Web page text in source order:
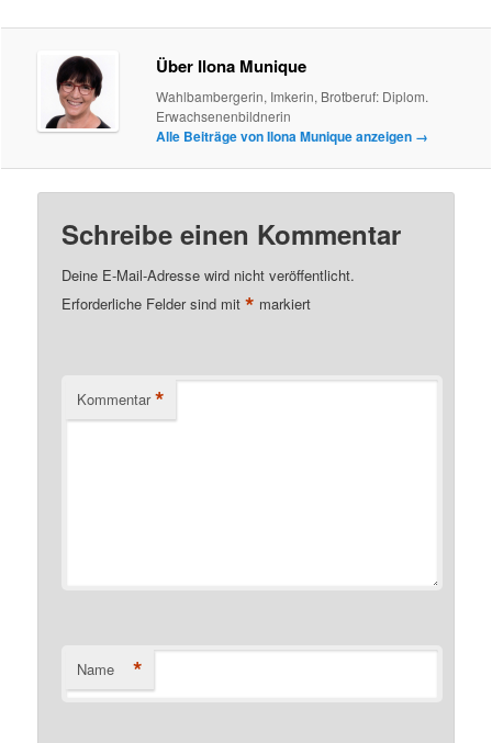
Über Ilona Munique
Wahlbambergerin, Imkerin, Brotberuf: Diplom.
Erwachsenenbildnerin
Alle Beiträge von Ilona Munique anzeigen →
Schreibe einen Kommentar
Deine E-Mail-Adresse wird nicht veröffentlicht.
Erforderliche Felder sind mit* markiert
Kommentar *
Name *